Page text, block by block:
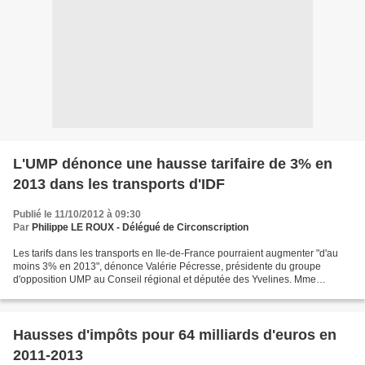
L'UMP dénonce une hausse tarifaire de 3% en
2013 dans les transports d'IDF
Publié le 11/10/2012 à 09:30
Par Philippe LE ROUX - Délégué de Circonscription
Les tarifs dans les transports en Ile-de-France pourraient augmenter "d'au
moins 3% en 2013", dénonce Valérie Pécresse, présidente du groupe
d'opposition UMP au Conseil régional et députée des Yvelines. Mme
Hausses d'impôts pour 64 milliards d'euros en
2011-2013